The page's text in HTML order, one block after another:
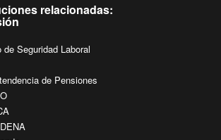
relacionadas:
de Seguridad Laboral
de Pensiones